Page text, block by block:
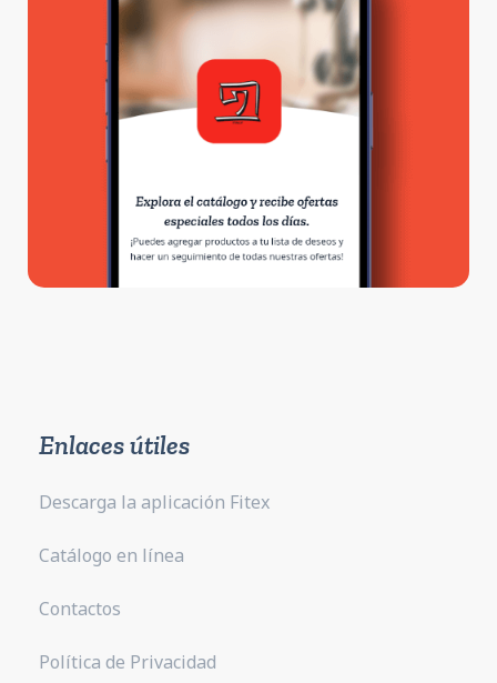
Enlaces útiles
Descarga la aplicación Fitex
Catálogo en línea
Contactos
Política de Privacidad